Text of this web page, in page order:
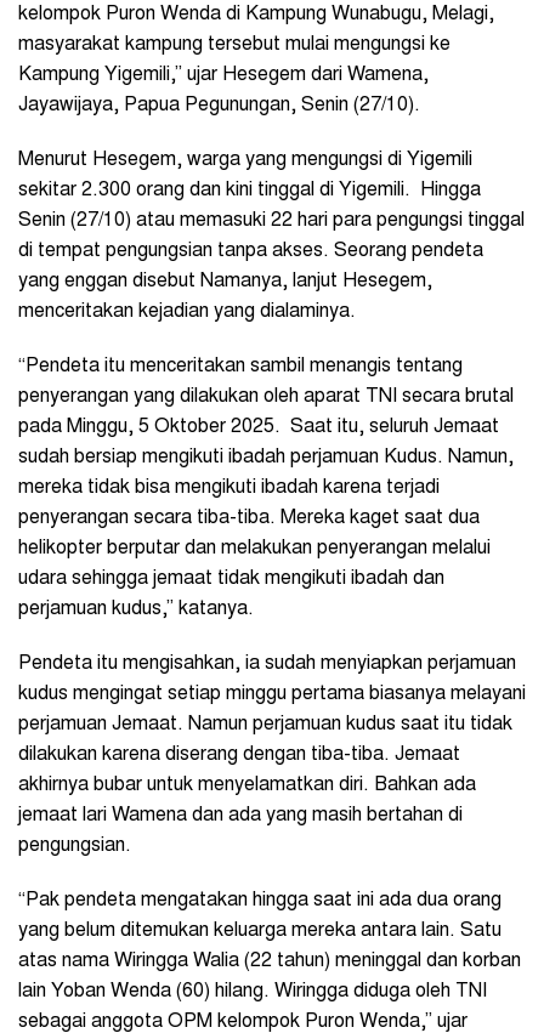
kelompok Puron Wenda di Kampung Wunabugu, Melagi,
masyarakat kampung tersebut mulai mengungsi ke
Kampung Yigemili,” ujar Hesegem dari Wamena,
Jayawijaya, Papua Pegunungan, Senin (27/10).
Menurut Hesegem, warga yang mengungsi di Yigemili
sekitar 2.300 orang dan kini tinggal di Yigemili. Hingga
Senin (27/10) atau memasuki 22 hari para pengungsi tinggal
di tempat pengungsian tanpa akses. Seorang pendeta
yang enggan disebut Namanya, lanjut Hesegem,
menceritakan kejadian yang dialaminya.
“Pendeta itu menceritakan sambil menangis tentang
penyerangan yang dilakukan oleh aparat TNI secara brutal
pada Minggu, 5 Oktober 2025. Saat itu, seluruh Jemaat
sudah bersiap mengikuti ibadah perjamuan Kudus. Namun,
mereka tidak bisa mengikuti ibadah karena terjadi
penyerangan secara tiba-tiba. Mereka kaget saat dua
helikopter berputar dan melakukan penyerangan melalui
udara sehingga jemaat tidak mengikuti ibadah dan
perjamuan kudus,” katanya.
Pendeta itu mengisahkan, ia sudah menyiapkan perjamuan
kudus mengingat setiap minggu pertama biasanya melayani
perjamuan Jemaat. Namun perjamuan kudus saat itu tidak
dilakukan karena diserang dengan tiba-tiba. Jemaat
akhirnya bubar untuk menyelamatkan diri. Bahkan ada
jemaat lari Wamena dan ada yang masih bertahan di
pengungsian.
“Pak pendeta mengatakan hingga saat ini ada dua orang
yang belum ditemukan keluarga mereka antara lain. Satu
atas nama Wiringga Walia (22 tahun) meninggal dan korban
lain Yoban Wenda (60) hilang. Wiringga diduga oleh TNI
sebagai anggota OPM kelompok Puron Wenda,” ujar